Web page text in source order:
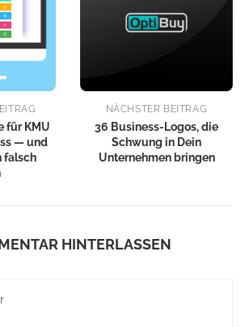
für KMU
— und
falsch
NÄCHSTER BEITRAG
36 Business-Logos, die
Schwung in Dein
Unternehmen bringen
HINTERLASSEN